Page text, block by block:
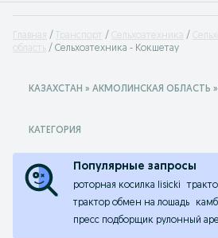
Главная Транспорт Сельхозтехника
область
Сельхозтехника - Кокшетау
КАЗАХСТАН » АКМОЛИНСКАЯ ОБЛАСТЬ
КАТЕГОРИЯ
Популярные запросы
роторная косилка lisicki
трактор обмен на лошадь
пресс подборщик рулонный